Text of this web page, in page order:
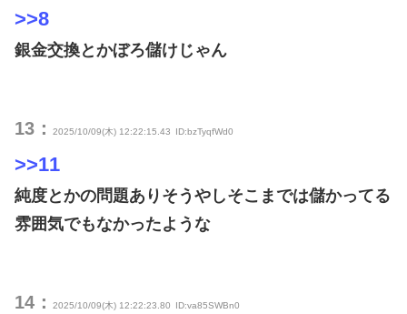
>>8
銀金交換とかぼろ儲けじゃん
13： 2025/10/09(木) 12:22:15.43 ID:bzTyqfWd0
>>11
純度とかの問題ありそうやしそこまでは儲かってる
雰囲気でもなかったような
14： 2025/10/09(木) 12:22:23.80 ID:va85SWBn0